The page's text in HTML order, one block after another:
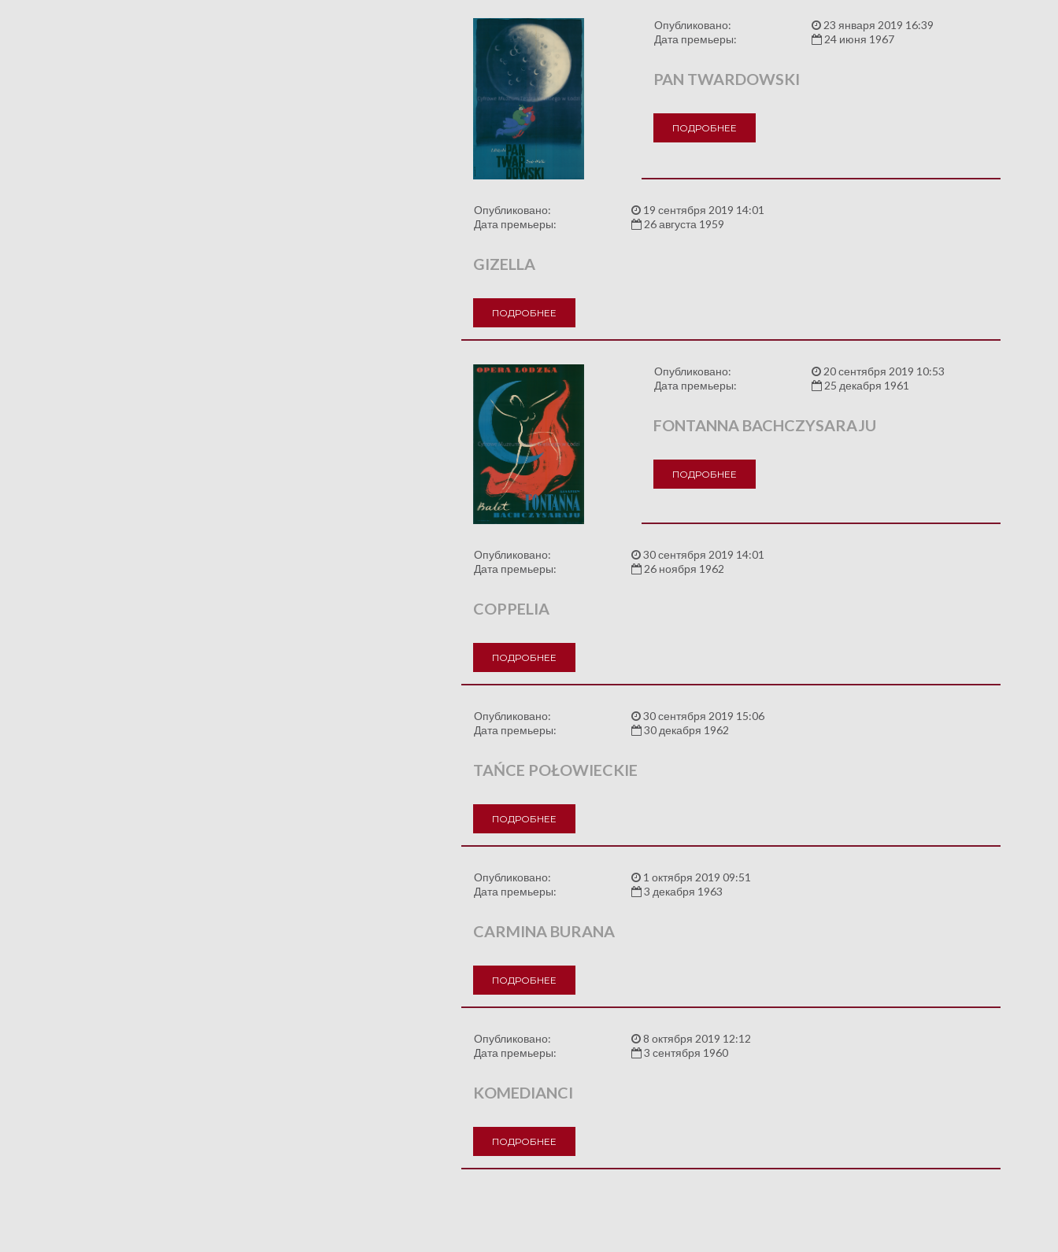
Опубликовано:
23 января 2019 16:39
Дата премьеры:
24 июня 1967
PAN TWARDOWSKI
ПОДРОБНЕЕ
Опубликовано:
19 сентября 2019 14:01
Дата премьеры:
26 августа 1959
GIZELLA
ПОДРОБНЕЕ
Опубликовано:
20 сентября 2019 10:53
Дата премьеры:
25 декабря 1961
FONTANNA BACHCZYSARAJU
ПОДРОБНЕЕ
Опубликовано:
30 сентября 2019 14:01
Дата премьеры:
26 ноября 1962
COPPELIA
ПОДРОБНЕЕ
Опубликовано:
30 сентября 2019 15:06
Дата премьеры:
30 декабря 1962
TAŃCE POŁOWIECKIE
ПОДРОБНЕЕ
Опубликовано:
1 октября 2019 09:51
Дата премьеры:
3 декабря 1963
CARMINA BURANA
ПОДРОБНЕЕ
Опубликовано:
8 октября 2019 12:12
Дата премьеры:
3 сентября 1960
KOMEDIANCI
ПОДРОБНЕЕ